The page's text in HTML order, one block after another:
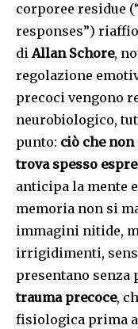
corporee residue
responses”)
diAllan Schore,
regolazione
precoci vengono
neurobiologico,
punto: ciò che
trova spesso
anticipa la mente
memoria non si
immagini nitide,
irrigidimenti,
presentano senza
trauma precoce,
fisiologica prima